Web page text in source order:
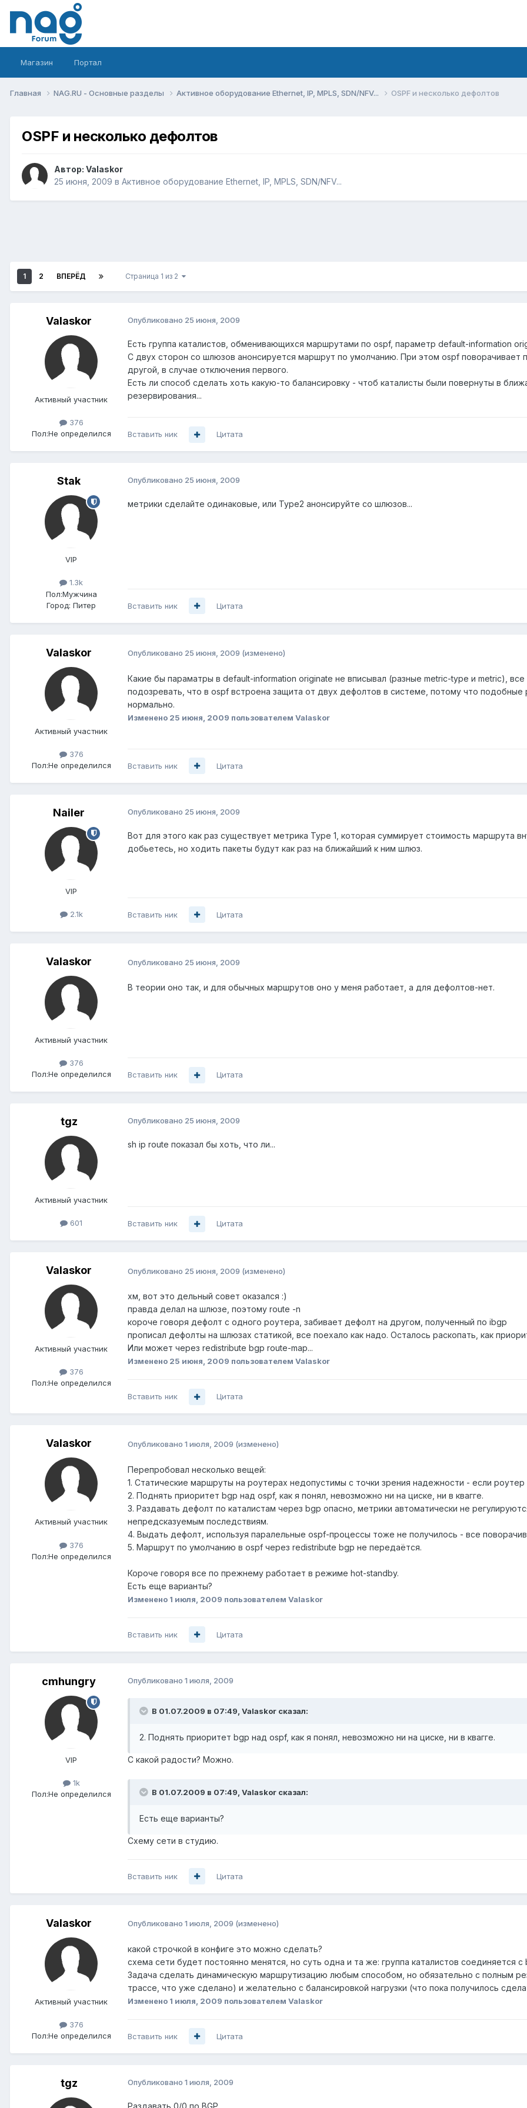
Магазин Портал
Главная NAG.RU - Основные разделы Активное оборудование Ethernet, IP, MPLS, SDN/NFV... OSPF и несколько дефолтов
OSPF и несколько дефолтов
Автор: Valaskor
25 июня, 2009 в Активное оборудование Ethernet, IP, MPLS, SDN/NFV...
1 2 ВПЕРЁД Страница 1 из 2
Valaskor
Активный участник
376
Пол:Не определился
Опубликовано 25 июня, 2009
Есть группа каталистов, обменивающихся маршрутами по ospf, параметр default-information
С двух сторон со шлюзов анонсируется маршрут по умолчанию. При этом ospf поворачивает
другой, в случае отключения первого.
Есть ли способ сделать хоть какую-то балансировку - чтоб каталисты были повернуты в
резервирования...
Вставить ник Цитата
Stak
VIP
1.3k
Пол:Мужчина
Город: Питер
Опубликовано 25 июня, 2009
метрики сделайте одинаковые, или Type2 анонсируйте со шлюзов...
Вставить ник Цитата
Valaskor
Активный участник
376
Пол:Не определился
Опубликовано 25 июня, 2009 (изменено)
Какие бы параматры в default-information originate не вписывал (разные metric-type и metric),
подозревать, что в ospf встроена защита от двух дефолтов в системе, потому что
нормально.
Изменено 25 июня, 2009 пользователем Valaskor
Вставить ник Цитата
Nailer
VIP
2.1k
Опубликовано 25 июня, 2009
Вот для этого как раз существует метрика Type 1, которая суммирует стоимость маршрута
добьетесь, но ходить пакеты будут как раз на ближайший к ним шлюз.
Вставить ник Цитата
Valaskor
Активный участник
376
Пол:Не определился
Опубликовано 25 июня, 2009
В теории оно так, и для обычных маршрутов оно у меня работает, а для дефолтов-нет.
Вставить ник Цитата
tgz
Активный участник
601
Опубликовано 25 июня, 2009
sh ip route показал бы хоть, что ли...
Вставить ник Цитата
Valaskor
Активный участник
376
Пол:Не определился
Опубликовано 25 июня, 2009 (изменено)
хм, вот это дельный совет оказался :)
правда делал на шлюзе, поэтому route -n
короче говоря дефолт с одного роутера, забивает дефолт на другом, полученный по ibgp
прописал дефолты на шлюзах статикой, все поехало как надо. Осталось раскопать, как
Или может через redistribute bgp route-map...
Изменено 25 июня, 2009 пользователем Valaskor
Вставить ник Цитата
Valaskor
Активный участник
376
Пол:Не определился
Опубликовано 1 июля, 2009 (изменено)
Перепробовал несколько вещей:
1. Статические маршруты на роутерах недопустимы с точки зрения надежности - если
2. Поднять приоритет bgp над ospf, как я понял, невозможно ни на циске, ни в квагге.
3. Раздавать дефолт по каталистам через bgp опасно, метрики автоматически не
непредсказуемым последствиям.
4. Выдать дефолт, используя паралельные ospf-процессы тоже не получилось - все
5. Маршрут по умолчанию в ospf через redistribute bgp не передаётся.
Короче говоря все по прежнему работает в режиме hot-standby.
Есть еще варианты?
Изменено 1 июля, 2009 пользователем Valaskor
Вставить ник Цитата
cmhungry
VIP
1k
Пол:Не определился
Опубликовано 1 июля, 2009
В 01.07.2009 в 07:49, Valaskor сказал:
2. Поднять приоритет bgp над ospf, как я понял, невозможно ни на циске, ни в квагге.
С какой радости? Можно.
В 01.07.2009 в 07:49, Valaskor сказал:
Есть еще варианты?
Схему сети в студию.
Вставить ник Цитата
Valaskor
Активный участник
376
Пол:Не определился
Опубликовано 1 июля, 2009 (изменено)
какой строчкой в конфиге это можно сделать?
схема сети будет постоянно менятся, но суть одна и та же: группа каталистов
Задача сделать динамическую маршрутизацию любым способом, но обязательно с полным
трассе, что уже сделано) и желательно с балансировкой нагрузки (что пока получилось
Изменено 1 июля, 2009 пользователем Valaskor
Вставить ник Цитата
tgz Опубликовано 1 июля, 2009
Раздавать 0/0 по BGP.